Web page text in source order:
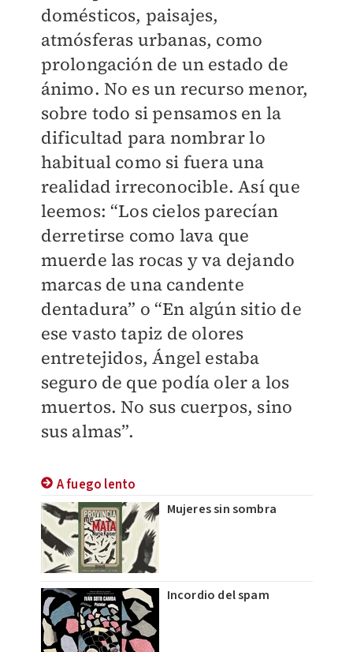
domésticos, paisajes,
atmósferas urbanas, como
prolongación de un estado de
ánimo. No es un recurso menor,
sobre todo si pensamos en la
dificultad para nombrar lo
habitual como si fuera una
realidad irreconocible. Así que
leemos: “Los cielos parecían
derretirse como lava que
muerde las rocas y va dejando
marcas de una candente
dentadura” o “En algún sitio de
ese vasto tapiz de olores
entretejidos, Ángel estaba
seguro de que podía oler a los
muertos. No sus cuerpos, sino
sus almas”.
A fuego lento
Mujeres sin sombra
Incordio del spam